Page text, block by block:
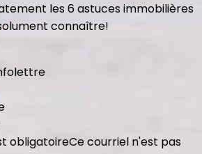
les 6 astuces immobilières
connaître!
obligatoireCe courriel n'est pas